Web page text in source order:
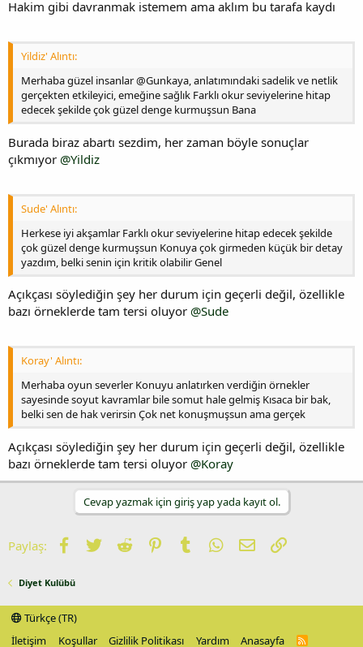
Hakim gibi davranmak istemem ama aklım bu tarafa kaydı
Yildiz' Alıntı:
Merhaba güzel insanlar @Gunkaya, anlatımındaki sadelik ve netlik
gerçekten etkileyici, emeğine sağlık Farklı okur seviyelerine hitap
edecek şekilde çok güzel denge kurmuşsun Bana
Burada biraz abartı sezdim, her zaman böyle sonuçlar
çıkmıyor @Yildiz
Sude' Alıntı:
Herkese iyi akşamlar Farklı okur seviyelerine hitap edecek şekilde
çok güzel denge kurmuşsun Konuya çok girmeden küçük bir detay
yazdım, belki senin için kritik olabilir Genel
Açıkçası söylediğin şey her durum için geçerli değil, özellikle
bazı örneklerde tam tersi oluyor @Sude
Koray' Alıntı:
Merhaba oyun severler Konuyu anlatırken verdiğin örnekler
sayesinde soyut kavramlar bile somut hale gelmiş Kısaca bir bak,
belki sen de hak verirsin Çok net konuşmuşsun ama gerçek
Açıkçası söylediğin şey her durum için geçerli değil, özellikle
bazı örneklerde tam tersi oluyor @Koray
Cevap yazmak için giriş yap yada kayıt ol.
Paylaş: Facebook
TwitterReddit PinterestTumblrWhatsApp
E-postaLink
Diyet Kulübü
Türkçe (TR)
İletişim
Koşullar Gizlilik Politikası Yardım Anasayfa
R